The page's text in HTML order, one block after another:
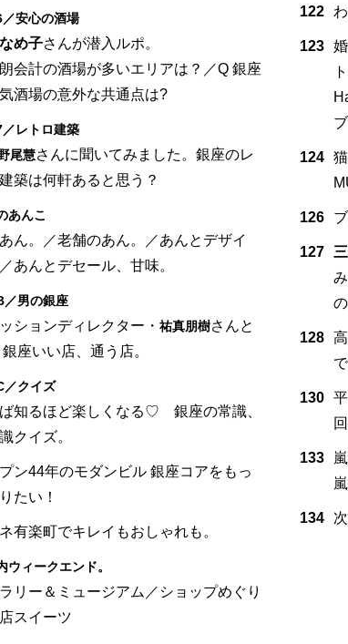
安心の酒場
め子さんが潜入ルポ。
会計の酒場が多いエリアは？／Q 銀座
酒場の意外な共通点は?
レトロ建築
尾慧さんに聞いてみました。銀座のレ
建築は何軒あると思う？
あんこ
ん。／老舗のあん。／あんとデザイ
あんとデセール、甘味。
／男の銀座
ションディレクター・ 祐真朋樹さんと
座いい店、通う店。
／クイズ
知るほど楽しくなる♡ 銀座の常識、
クイズ。
ン44年のモダンビル 銀座コアをもっ
たい！
有楽町でキレイもおしゃれも。
ウィークエンド。
リー＆ミュージアム／ショップめぐり
スイーツ
122
123
124
126
127
128
130
回
133
134